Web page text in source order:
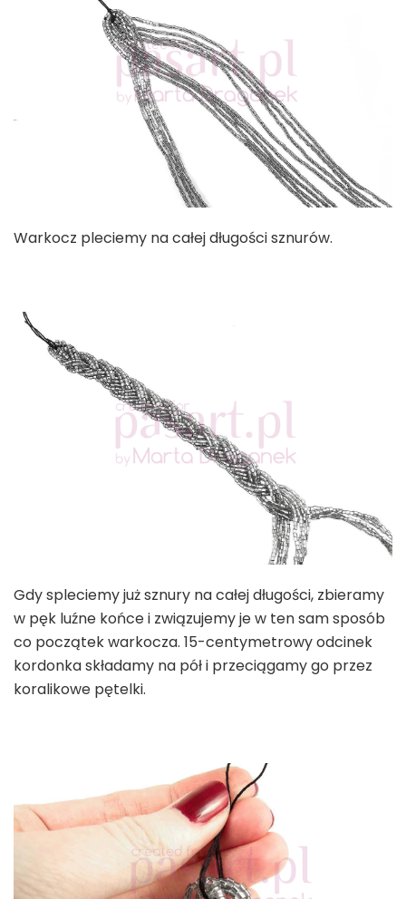
Warkocz pleciemy na całej długości sznurów.
Gdy spleciemy już sznury na całej długości, zbieramy
w pęk luźne końce i związujemy je w ten sam sposób
co początek warkocza. 15-centymetrowy odcinek
kordonka składamy na pół i przeciągamy go przez
koralikowe pętelki.